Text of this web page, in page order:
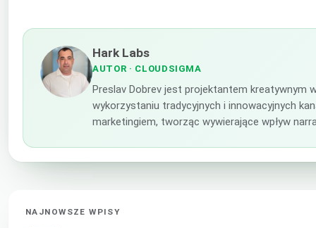
Hark Labs
AUTOR · CLOUDSIGMA
Preslav Dobrev jest projektantem kreatywnym
wykorzystaniu tradycyjnych i innowacyjnych
marketingiem, tworząc wywierające wpływ
NAJNOWSZE WPISY